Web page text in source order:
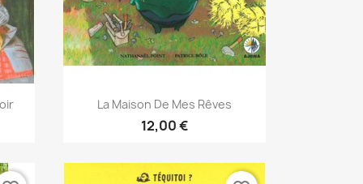
Aperçu rapide
La Maison De Mes Rêves
12,00 €